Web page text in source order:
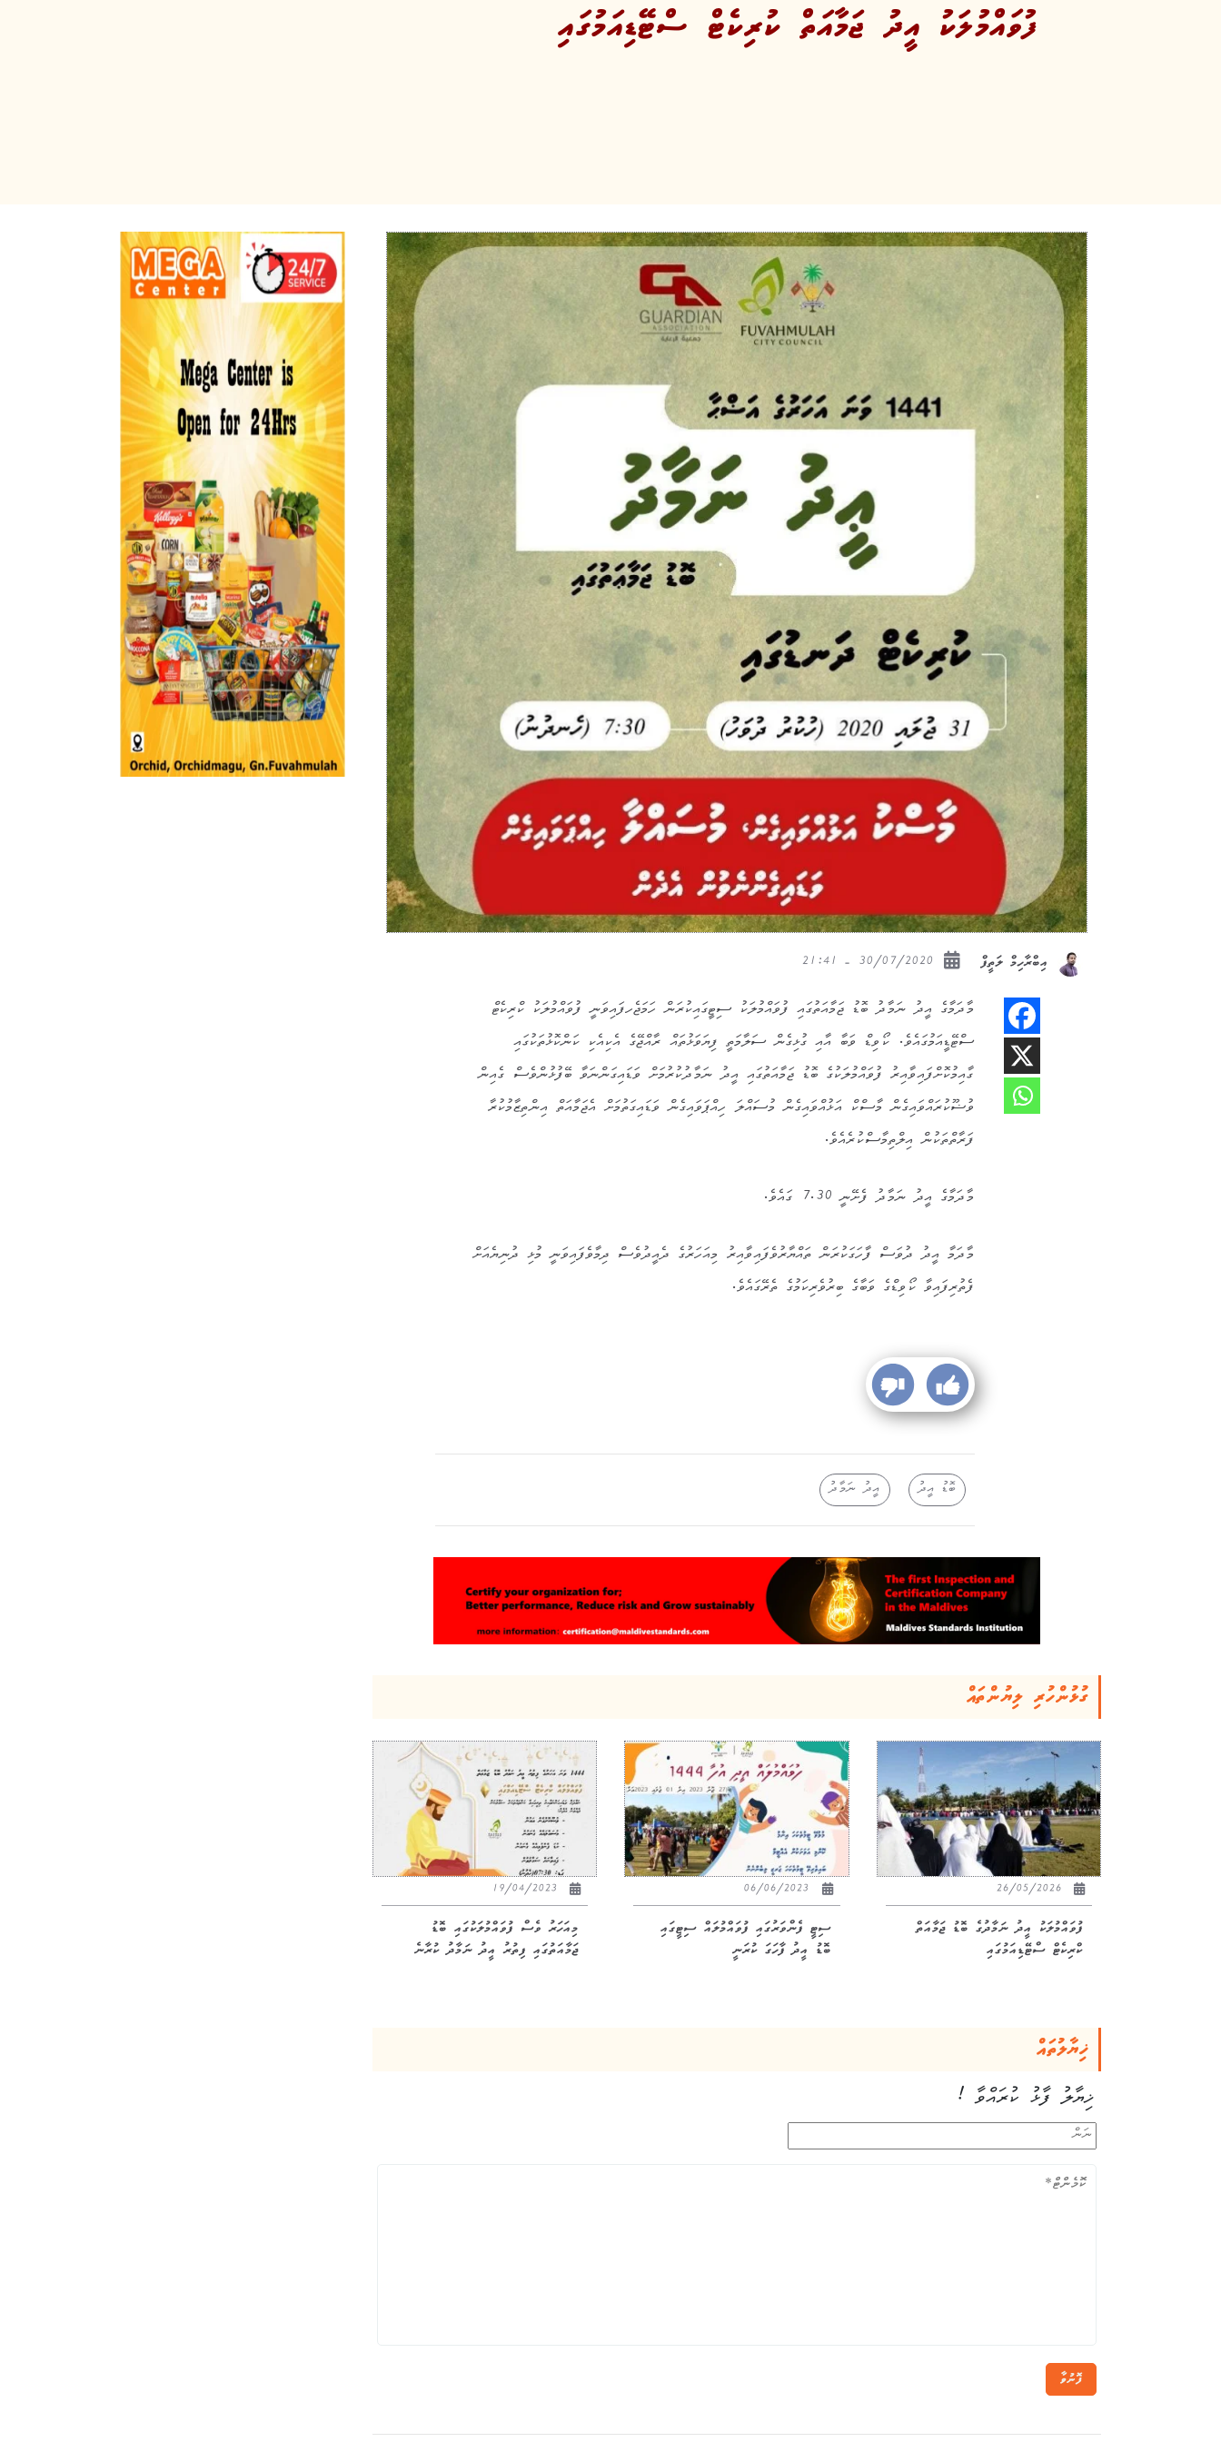
ފުވައްމުލަކު އީދު ޖަމާއަތް ކުރިކެޓް ސްޓޭޑިއަމުގައި
އިބްރާހިމް ލަތީފް
މާދަމާގެ އީދު ނަމާދު ބޮޑު ޖަމާއަތުގައި ފުވައްމުލަކު ސިޓީގައިކުރަން ހަމަޖެހފައިވަނީ ފުވައްމުލަކު ކްރިކެޓް
ސްޓޭޑީއަމުގައެވެ. ކޯވިޑް ވަބާ އާއި ގުޅިގެން ސަލާމަތީ ފިޔަވަޅުތައް ރާއްޖޭގެ އެކިއެކި ކަންކޮޅުތަކުގައި
ގާއިމުކޮށްފައިވާއިރު ފުވައްމުލަކުގެ ބޮޑު ޖަމާއަތުގައި އީދު ނަމާދުކުރުމަށް ވަޑައިގަންނަވާ ބޭފުޅުންވެސް ގެއިން
ވުޟޫކުރައްވައިގެން މާސްކް އަޅުއްވައިގެން މުސައްލަ ހިއްޕަވައިގެން ވަޑައިގަތުމަށް އެޖަމާއަތް އިންތިޒާމުކުރާ
ފަރާތްތަކުން އިލްތިމާސްކުރެއެވެ.
މާދަމާގެ އީދު ނަމާދު ފެށޭނީ 7.30 ގައެވެ.
މާދަމާ އީދު ދުވަސް ފާހަގަކުރަން ތައްޔާރުވެފައިވާއިރު މިއަހަރުގެ ދެއީދުވެސް ދިމާވެފައިވަނީ މުޅި ދުނިޔެއަށް
ފެތުރިފައިވާ ކޯވިޑްގެ ވަބާގެ ބިރުވެރިކަމުގެ ތެރޭގައެވެ.
ބޮޑު އީދު އީދު ނަމާދު
ގުޅުންހުރި ލިޔުންތައް
26/05/2026
ފުވައްމުލަކު އީދު ނަމާދުގެ ބޮޑު ޖަމާއަތް
ކްރިކެޓް ސްޓޭޑިއަމުގައި
ސިޓީ ފެންވަރުގައި ފުވައްމުލައް ސިޓީގައި
ބޮޑު އީދު ފާހަގަ ކުރަނީ
މިއަހަރު ވެސް ފުވައްމުލަކުގައި ބޮޑު
ޖަމާއަތުގައި ފިތުރު އީދު ނަމާދު ކުރާނެ
ޚިޔާލުތައް
ޚިޔާލު ފާޅު ކުރައްވާ !
ފޮނުވާ